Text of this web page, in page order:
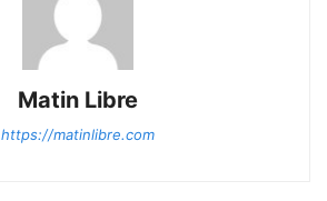
Matin Libre
https://matinlibre.com